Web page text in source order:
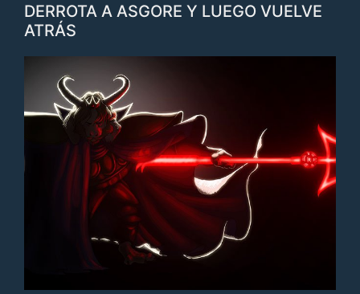
DERROTA A ASGORE Y LUEGO VUELVE
ATRÁS